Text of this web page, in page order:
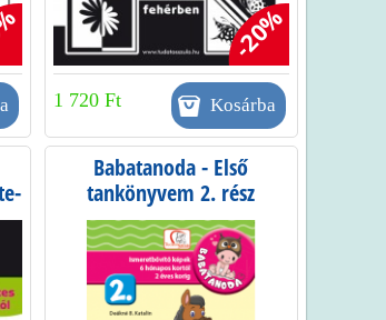
-20%
1 720 Ft
Babatanoda - Első
tankönyvem 2. rész